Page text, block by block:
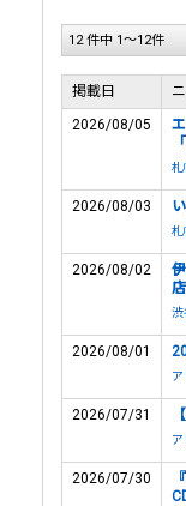
12 件中 1～12件
掲載日
2026/08/05
札
2026/08/03
札
2026/08/02
渋
2026/08/01
2026/07/31
2026/07/30